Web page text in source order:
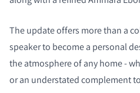
The update offers more than a
speaker to become a personal
the atmosphere of any home -
or an understated complement